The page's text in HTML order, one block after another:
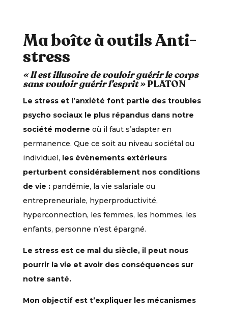
Ma boîte à outils Anti-
stress
« Il est illusoire de vouloir guérir le corps
sans vouloir guérir l’esprit »PLATON
Le stress et l’anxiété font partie des troubles
psycho sociaux le plus répandus dans notre
société moderne où il faut s’adapter en
permanence. Que ce soit au niveau sociétal ou
individuel, les évènements extérieurs
perturbent considérablement nos conditions
de vie :pandémie, la vie salariale ou
entrepreneuriale, hyperproductivité,
hyperconnection, les femmes, les hommes, les
enfants, personne n’est épargné.
Le stress est ce mal du siècle, il peut nous
pourrir la vie et avoir des conséquences sur
notre santé.
Mon objectif est t’expliquer les mécanismes